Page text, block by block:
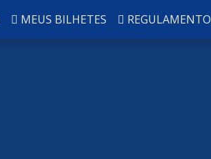
MEUS BILHETES REGULAMENTO